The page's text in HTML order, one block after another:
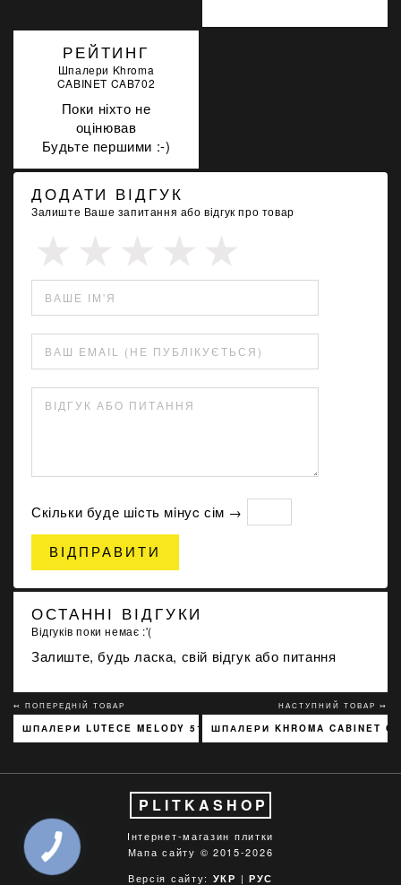
РЕЙТИНГ
Шпалери Khroma
CABINET CAB702
Поки ніхто не
оцінював
Будьте першими :-)
ДОДАТИ ВІДГУК
Залиште Ваше запитання або відгук про товар
ВАШЕ ІМ'Я
ВАШ EMAIL (НЕ ПУБЛІКУЄТЬСЯ)
ВІДГУК АБО ПИТАННЯ
Скільки буде шicть мiнуc сім →
ВІДПРАВИТИ
ОСТАННІ ВІДГУКИ
Відгуків поки немає :'(
Залиште, будь ласка, свій відгук або питання
↢ ПОПЕРЕДНІЙ ТОВАР
ШПАЛЕРИ LUTECE MELODY 51197301
НАСТУПНИЙ ТОВАР ↣
ШПАЛЕРИ KHROMA CABINET
PLITKASHOP
Інтернет-магазин плитки
Мапа сайту © 2015-2026
Версія сайту: УКР | РУС